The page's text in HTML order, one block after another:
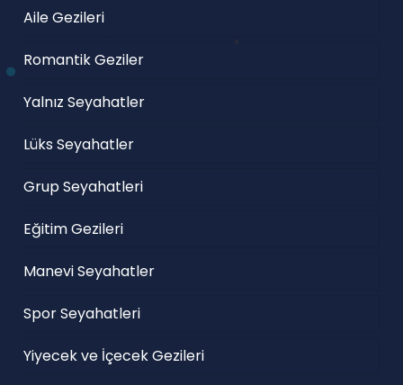
Aile Gezileri
Romantik Geziler
Yalnız Seyahatler
Lüks Seyahatler
Grup Seyahatleri
Eğitim Gezileri
Manevi Seyahatler
Spor Seyahatleri
Yiyecek ve İçecek Gezileri